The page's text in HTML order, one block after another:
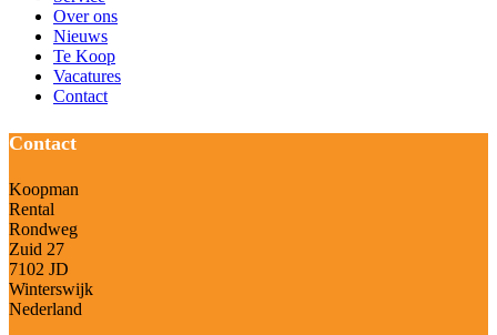
Over ons
Nieuws
Te Koop
Vacatures
Contact
Contact
Koopman
Rental
Rondweg
Zuid 27
7102 JD
Winterswijk
Nederland